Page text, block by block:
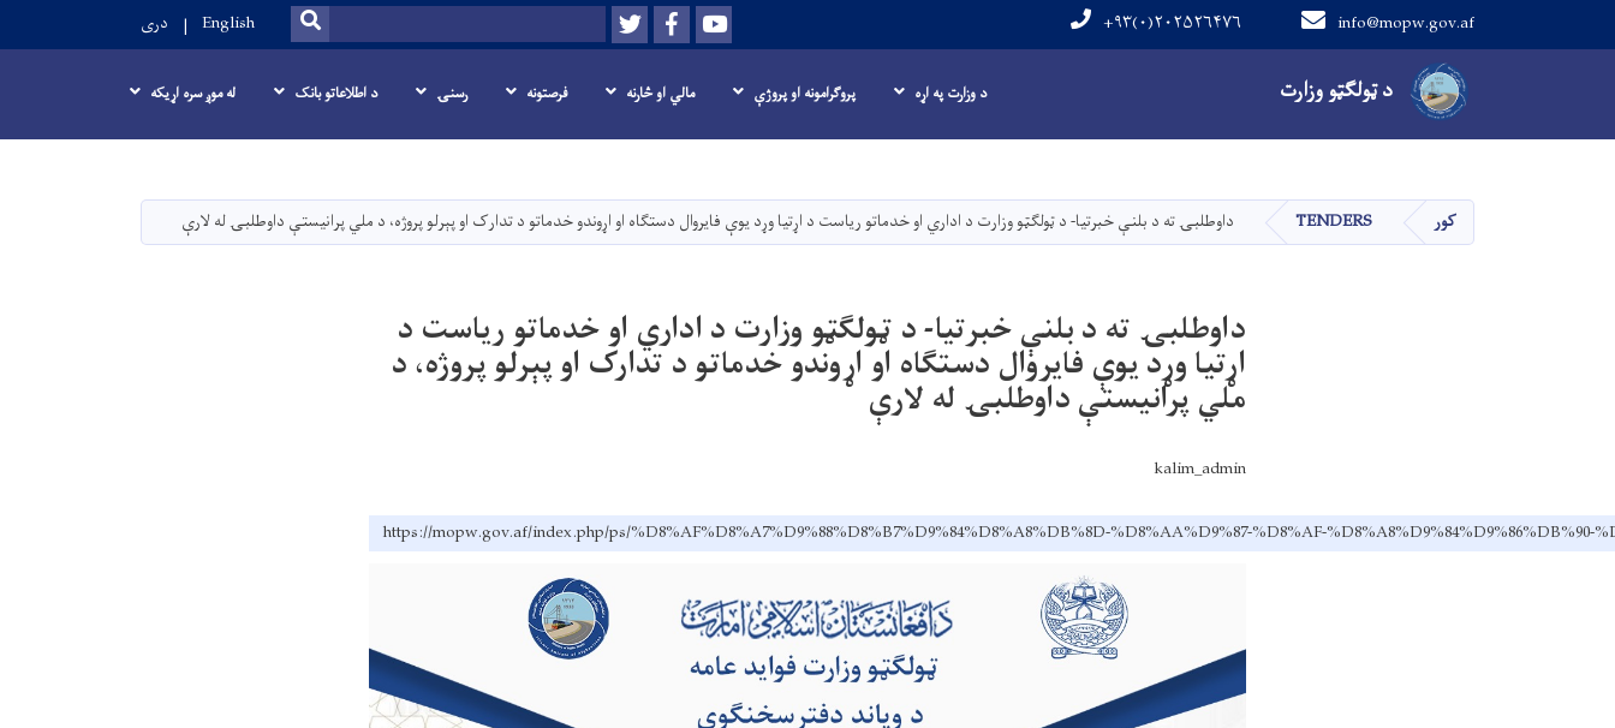
دانګل
د ټولګټو وزارت
info@mopw.gov.af +۹۳(۰)۲۰۲۵۲۶۴۷۶ Youtube
Facebook
Twitter
لټون SEARCH
English دری
Main navigation
د وزارت په اړه پروګرامونه او پروژې مالي او څارنه فرصتونه رسنۍ د اطلاعاتو بانک له موږ سره اړیکه
کور TENDERS داوطلبۍ ته د بلنې خبرتیا- د ټولګټو وزارت د اداري او خدماتو ریاست د اړتیا وړد یوې فایروال دستګاه او اړوندو خدماتو د تدارک او پېرلو پروژه، د ملي پرانیستې داوطلبۍ له لارې
داوطلبۍ ته د بلنې خبرتیا- د ټولګټو وزارت د اداري او خدماتو ریاست د
اړتیا وړد یوې فایروال دستګاه او اړوندو خدماتو د تدارک او پېرلو پروژه، د
ملي پرانیستې داوطلبۍ له لارې
kalim_admin
https://mopw.gov.af/index.php/ps/%D8%AF%D8%A7%D9%88%D8%B7%D9%84%D8%A8%DB%8D-%D8%AA%D9%87-%D8%AF-